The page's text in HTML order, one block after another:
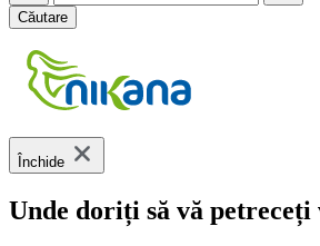
Căutare
Închide
Unde doriți să vă petreceți